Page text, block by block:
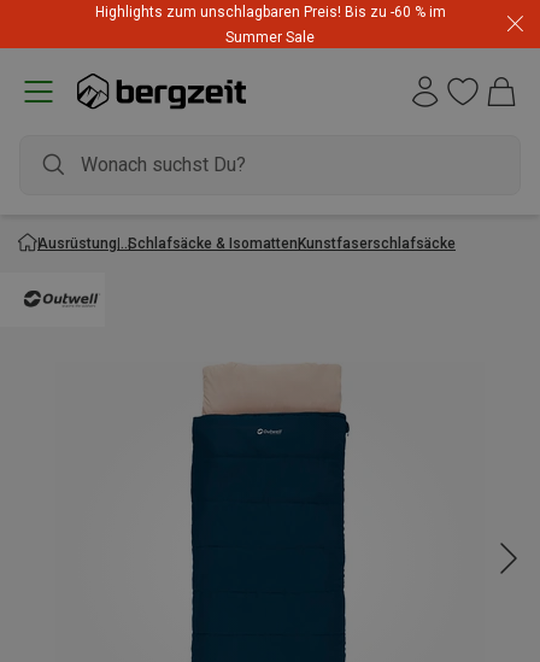
Highlights zum unschlagbaren Preis! Bis zu -60 % im
Summer Sale
Ausrüstung Schlafsäcke & IsomattenKunstfaserschlafsäcke